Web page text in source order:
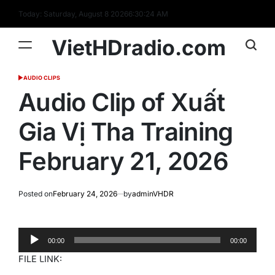
content
Today: Saturday, August 8 20266:30:25 AM
VietHDradio.com
POSTED
AUDIO CLIPS
Audio Clip of Xuất
Gia Vị Tha Training
February 21, 2026
Posted onFebruary 24, 2026 byadminVHDR
Audio
Player
00:00 00:00
FILE LINK: